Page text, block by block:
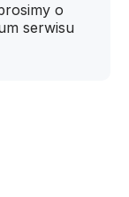
o
serwisu